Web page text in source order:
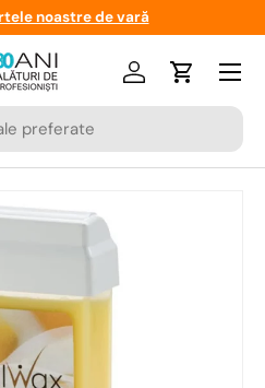
noastre de vară
LogareCos
Meniu